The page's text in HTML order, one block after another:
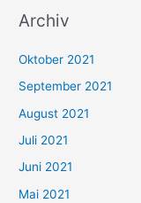
c
n
n
a
c
h
Archiv
Oktober 2021
September 2021
August 2021
Juli 2021
Juni 2021
Mai 2021